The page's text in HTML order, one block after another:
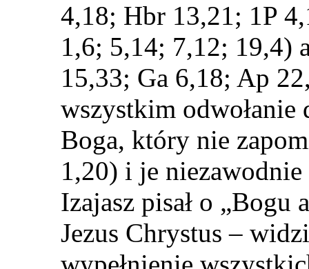
4,18; Hbr 13,21; 1P
1,6; 5,14; 7,12; 19,4)
15,33; Ga 6,18; Ap
wszystkim
Boga, który nie
1,20) i je
Izajasz pisał o „Bogu
Jezus Chrystus –